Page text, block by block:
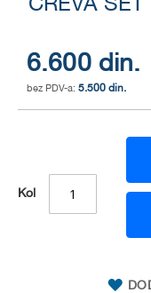
CREVA SET
6.600 din.
5.500 din.
Kol
of
the
images
gallery